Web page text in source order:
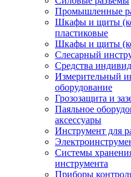
Промышленные
Шкафы и щиты
пластиковые
Шкафы и щиты
Слесарный
Средства
Измерительный
оборудование
Грозозащита и
Паяльное
аксессуары
Инструмент для
Системы
инструмента
Приборы